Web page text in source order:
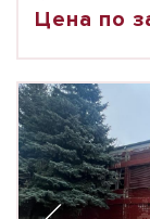
Цена по